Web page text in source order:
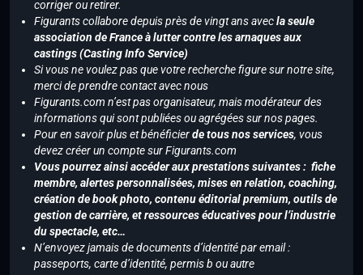
corriger ou retirer.
Figurants collabore depuis près de vingt ans avecla seule
association de France à lutter contre les arnaques aux
castings (Casting Info Service)
Si vous ne voulez pas que votre recherche figure sur notre site,
merci de prendre contact avec nous
Figurants.com n’est pas organisateur, mais modérateur des
informations qui sont publiées ou agrégées sur nos pages.
Pour en savoir plus et bénéficierde tous nos services, vous
devez créer un compte sur Figurants.com
Vous pourrez ainsi accéder aux prestations suivantes : fiche
membre, alertes personnalisées, mises en relation, coaching,
création de book photo, contenu éditorial premium, outils de
gestion de carrière, et ressources éducatives pour l’industrie
du spectacle, etc…
N’envoyez jamais de documents d’identité par email :
passeports, carte d’identité, permis b ou autre